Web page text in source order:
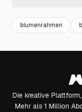
blumenrahmen
Die kreative
Mehr als 1 Million